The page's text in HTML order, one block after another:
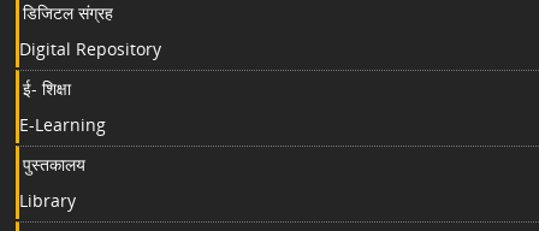
डिजिटल संग्रह
Digital Repository
ई- शिक्षा
E-Learning
पुस्तकालय
Library